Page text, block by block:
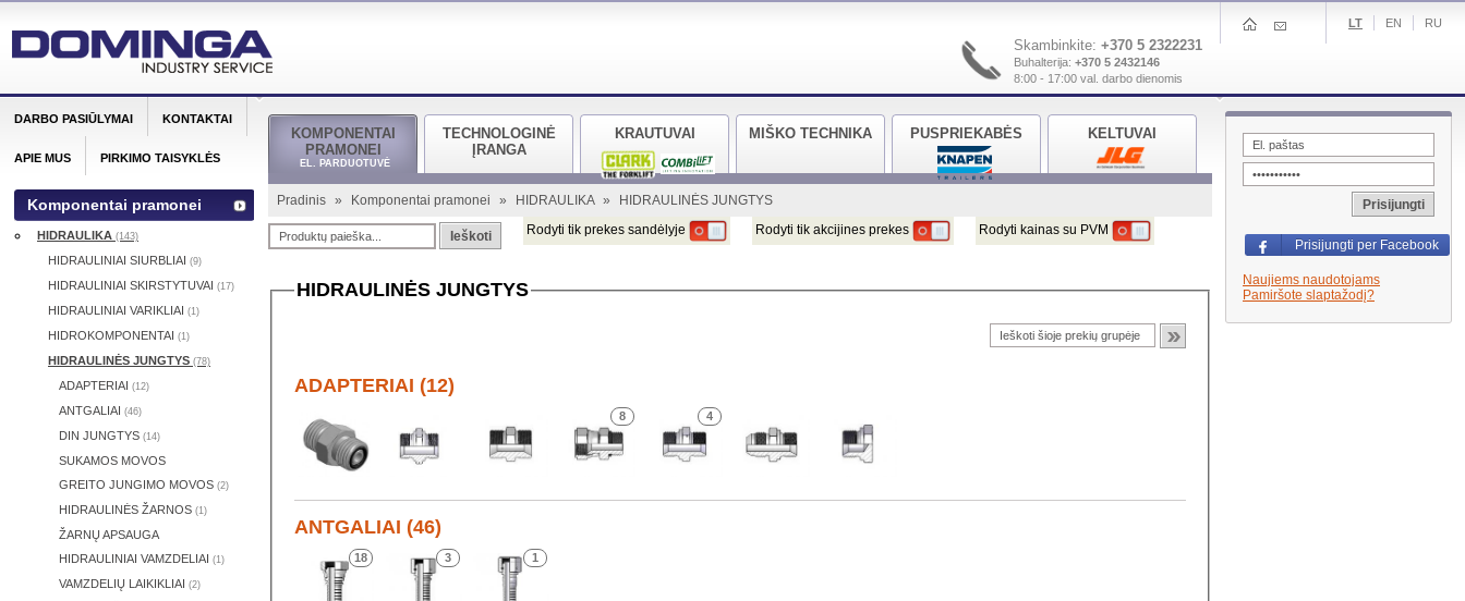
Skambinkite: +370 5 2322231
Buhalterija: +370 5 2432146
8:00 - 17:00 val. darbo dienomis
LT EN RU
KOMPONENTAI
PRAMONEI
EL. PARDUOTUVĖ
TECHNOLOGINĖ
ĮRANGA
KRAUTUVAI MIŠKO TECHNIKA PUSPRIEKABĖS KELTUVAI
Pradinis » Komponentai pramonei » HIDRAULIKA » HIDRAULINĖS JUNGTYS
Ieškoti Rodyti tik prekes sandėlyje Rodyti tik akcijines prekes Rodyti kainas su PVM
HIDRAULINĖS JUNGTYS
ADAPTERIAI (12)
8 4
ANTGALIAI (46)
18 3 1
DARBO PASIŪLYMAI KONTAKTAI
APIE MUS PIRKIMO TAISYKLĖS
Komponentai pramonei
HIDRAULIKA (143)
HIDRAULINIAI SIURBLIAI (9)
HIDRAULINIAI SKIRSTYTUVAI (17)
HIDRAULINIAI VARIKLIAI (1)
HIDROKOMPONENTAI (1)
HIDRAULINĖS JUNGTYS (78)
ADAPTERIAI (12)
ANTGALIAI (46)
DIN JUNGTYS (14)
SUKAMOS MOVOS
GREITO JUNGIMO MOVOS (2)
HIDRAULINĖS ŽARNOS (1)
ŽARNŲ APSAUGA
HIDRAULINIAI VAMZDELIAI (1)
VAMZDELIŲ LAIKIKLIAI (2)
Prisijungti
Prisijungti per Facebook
Naujiems naudotojams
Pamiršote slaptažodį?